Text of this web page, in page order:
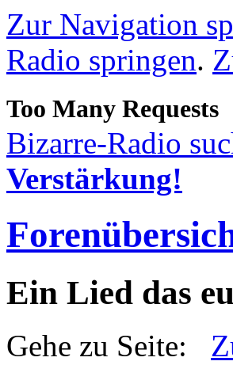
Zur Navigation
Radio springen.
Bizarre-Radio
Verstärkung!
Ein Lied das
Gehe zu Seite: